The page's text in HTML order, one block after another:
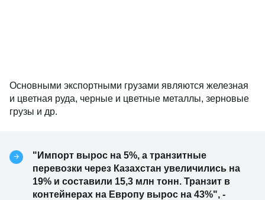
Основными экспортными грузами являются железная
и цветная руда, черные и цветные металлы, зерновые
грузы и др.
"Импорт вырос на 5%, а транзитные
перевозки через Казахстан увеличились на
19% и составили 15,3 млн тонн. Транзит в
контейнерах на Европу вырос на 43%", -